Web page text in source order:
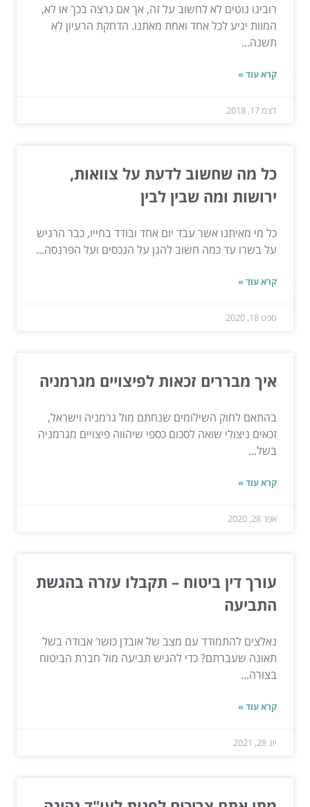
רובינו נוטים לא לחשוב על זה, אך אם נרצה בכך או לא,
המוות יגיע לכל אחד ואחת מאתנו. הדחקת הרעיון לא
תשנה...
קרא עוד »
דצמ 17, 2018
כל מה שחשוב לדעת על צוואות,
ירושות ומה שבין לבין
כל מי מאיתנו אשר עבד יום אחד ובודד בחייו, כבר הרגיש
על בשרו עד כמה חשוב להגן על הנכסים ועל הפרנסה...
קרא עוד »
ספט 18, 2020
איך מבררים זכאות לפיצויים מגרמניה
בהתאם לחוק השילומים שנחתם מול גרמניה וישראל,
זכאים ניצולי שואה לסכום כספי שיהווה פיצויים מגרמניה
בשל...
קרא עוד »
אפר 28, 2020
עורך דין ביטוח – תקבלו עזרה בהגשת
התביעה
נאלצים להתמודד עם מצב של אובדן כושר אבודה בשל
תאונה שעברתם? כדי להגיש תביעה מול חברת הביטוח
בצורה...
קרא עוד »
יונ 28, 2021